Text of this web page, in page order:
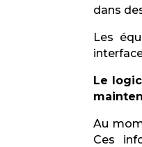
dans
Les
Le
Au
Ces